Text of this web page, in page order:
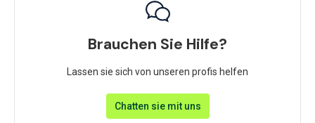
Brauchen Sie Hilfe?
Lassen sie sich von unseren profis helfen
Chatten sie mit uns